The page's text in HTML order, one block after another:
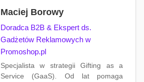
Maciej Borowy
Doradca B2B & Ekspert ds.
Gadżetów Reklamowych w
Promoshop.pl
Specjalista w strategii Gifting as a
Service (GaaS). Od lat pomaga